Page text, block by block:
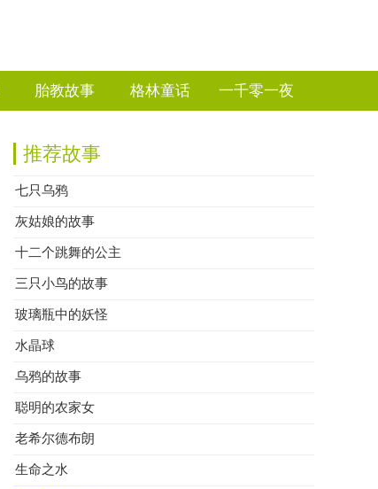
胎教故事 格林童话 一千零一夜
推荐故事
七只乌鸦
灰姑娘的故事
十二个跳舞的公主
三只小鸟的故事
玻璃瓶中的妖怪
水晶球
乌鸦的故事
聪明的农家女
老希尔德布朗
生命之水